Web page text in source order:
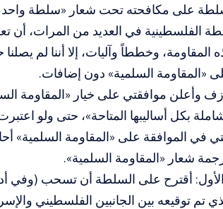
على مكافحته تحت شعار «سلطة واحد،
الفلسطينية في العديد من المرات، أن
المقاومة، وخططاً وآليات، إلا أننا لم
«المقاومة السلمية» دون إضافات.
وأعلن موافقتي على خيار «المقاومة
بكل أساليبها المتاحة»، حتى ولو
في الموافقة على «المقاومة السلمية»
شعار «المقاومة السلمية».
الأول: أقترح على السلطة أن تسحب (وفي